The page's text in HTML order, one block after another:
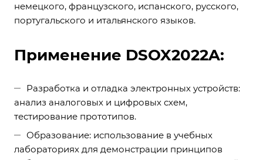
немецкого, французского, испанского, русского,
португальского и итальянского языков.
Применение DSOX2022A:
Разработка и отладка электронных устройств:
анализ аналоговых и цифровых схем,
тестирование прототипов.
Образование: использование в учебных
лабораториях для демонстрации принципов